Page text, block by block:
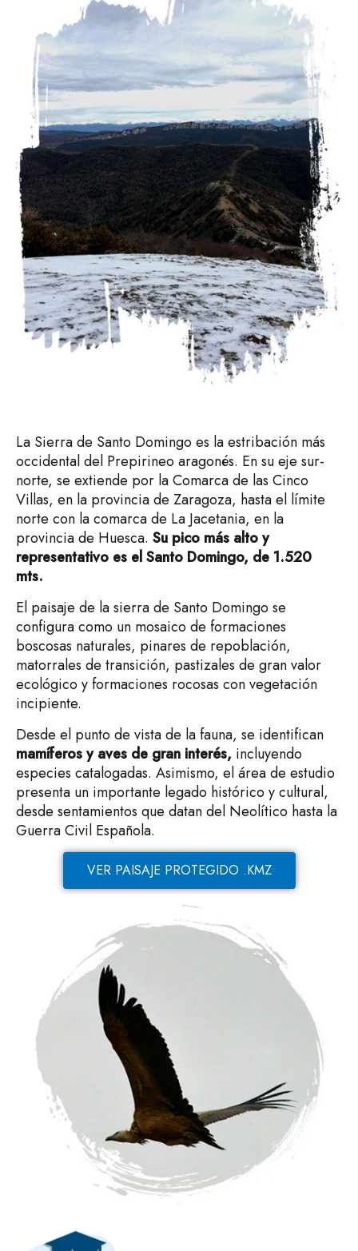
La Sierra de Santo Domingo es la estribación más
occidental del Prepirineo aragonés. En su eje sur-
norte, se extiende por la Comarca de las Cinco
Villas, en la provincia de Zaragoza, hasta el límite
norte con la comarca de La Jacetania, en la
provincia de Huesca. Su pico más alto y
representativo es el Santo Domingo, de 1.520
mts.
El paisaje de la sierra de Santo Domingo se
configura como un mosaico de formaciones
boscosas naturales, pinares de repoblación,
matorrales de transición, pastizales de gran valor
ecológico y formaciones rocosas con vegetación
incipiente.
Desde el punto de vista de la fauna, se identifican
mamíferos y aves de gran interés, incluyendo
especies catalogadas. Asimismo, el área de estudio
presenta un importante legado histórico y cultural,
desde sentamientos que datan del Neolítico hasta la
Guerra Civil Española.
VER PAISAJE PROTEGIDO .KMZ